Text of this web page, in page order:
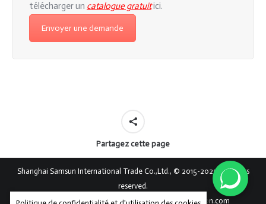
télécharger un catalogue gratuitici.
Envoyer une demande
Partagez cette page
Shanghai Samsun International Trade Co.,Ltd., © 2015-2025, All rights
reserved.
+86-21 5437 3786
export@chromatic-rayon.com